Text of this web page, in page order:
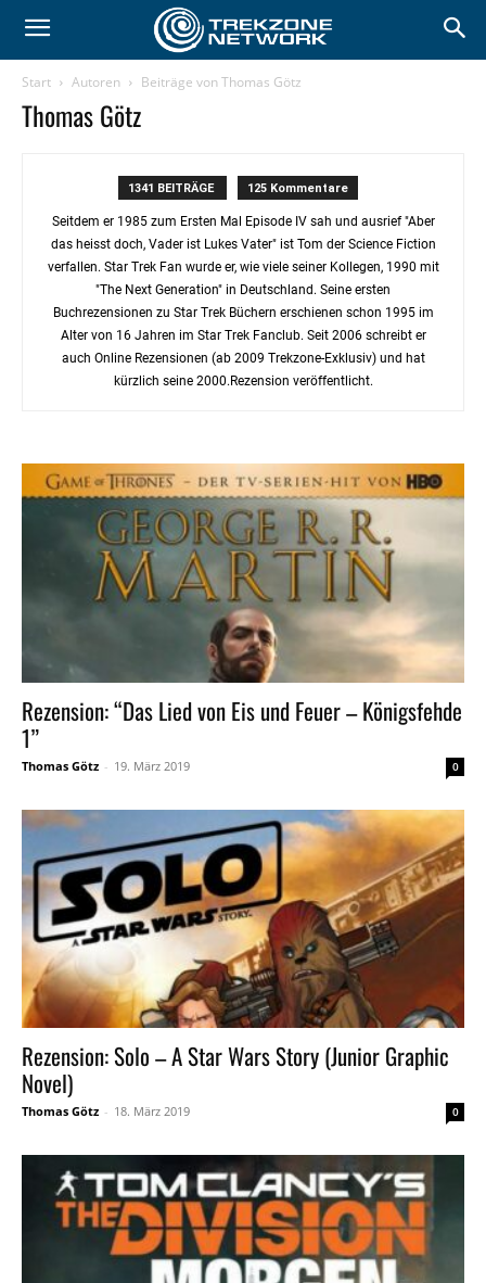
Start Autoren Beiträge von Thomas Götz
Thomas Götz
1341 BEITRÄGE 125 Kommentare
Seitdem er 1985 zum Ersten Mal Episode IV sah und ausrief "Aber
das heisst doch, Vader ist Lukes Vater" ist Tom der Science Fiction
verfallen. Star Trek Fan wurde er, wie viele seiner Kollegen, 1990 mit
"The Next Generation" in Deutschland. Seine ersten
Buchrezensionen zu Star Trek Büchern erschienen schon 1995 im
Alter von 16 Jahren im Star Trek Fanclub. Seit 2006 schreibt er
auch Online Rezensionen (ab 2009 Trekzone-Exklusiv) und hat
kürzlich seine 2000.Rezension veröffentlicht.
Rezension: “Das Lied von Eis und Feuer – Königsfehde
1”
Thomas Götz - 19. März 2019 0
Rezension: Solo – A Star Wars Story (Junior Graphic
Novel)
Thomas Götz - 18. März 2019 0